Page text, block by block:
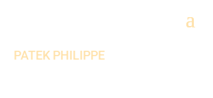
PATEK PHILIPPE